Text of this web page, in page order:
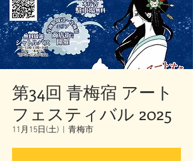
第34回 青梅宿 アート
フェスティバル 2025
11月15日(土) 青梅市